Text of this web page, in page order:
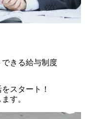
できる給与制度
スタート！
す。